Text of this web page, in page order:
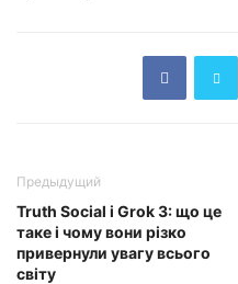
Предыдущий
Truth Social і Grok 3: що це
таке і чому вони різко
привернули увагу всього
світу